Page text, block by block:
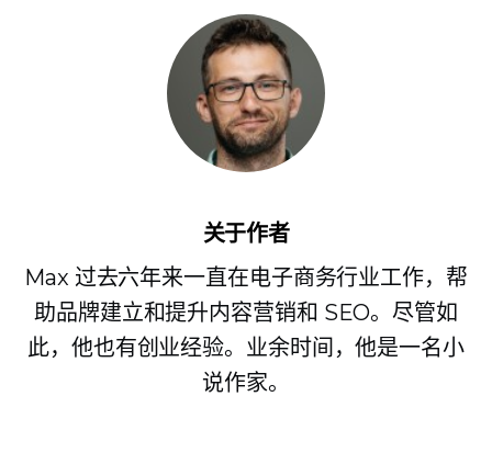
关于作者
Max 过去六年来一直在电子商务行业工作，帮
助品牌建立和提升内容营销和 SEO。尽管如
此，他也有创业经验。业余时间，他是一名小
说作家。